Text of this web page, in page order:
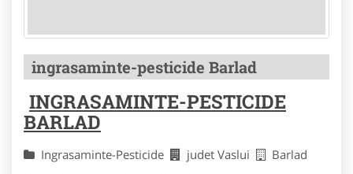
ingrasaminte-pesticide Barlad
INGRASAMINTE-PESTICIDE
BARLAD
Ingrasaminte-Pesticide judet Vaslui
Barlad